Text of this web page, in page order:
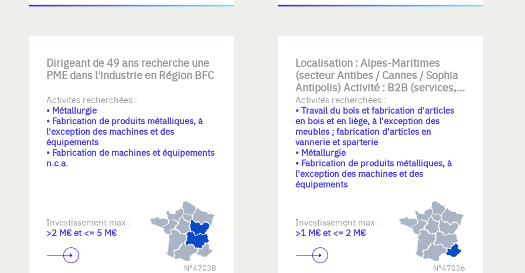
Dirigeant de 49 ans recherche une
PME dans l'industrie en Région BFC
Activités recherchées :
• Métallurgie
• Fabrication de produits métalliques, à
l'exception des machines et des
équipements
• Fabrication de machines et équipements
n.c.a.
Investissement max :
>2 M€ et <= 5 M€
N°47038
Localisation : Alpes-Maritimes
(secteur Antibes / Cannes / Sophia
Antipolis) Activité : B2B (services,
technique, maintenance) Chiffre
d’affaires : 800 k€ à 3 M€
Rentabilité : EBE positif et stable
Équipe en place
Activités recherchées :
• Travail du bois et fabrication d'articles
en bois et en liège, à l'exception des
meubles ; fabrication d'articles en
vannerie et sparterie
• Métallurgie
• Fabrication de produits métalliques, à
l'exception des machines et des
équipements
Investissement max :
>1 M€ et <= 2 M€
N°47036